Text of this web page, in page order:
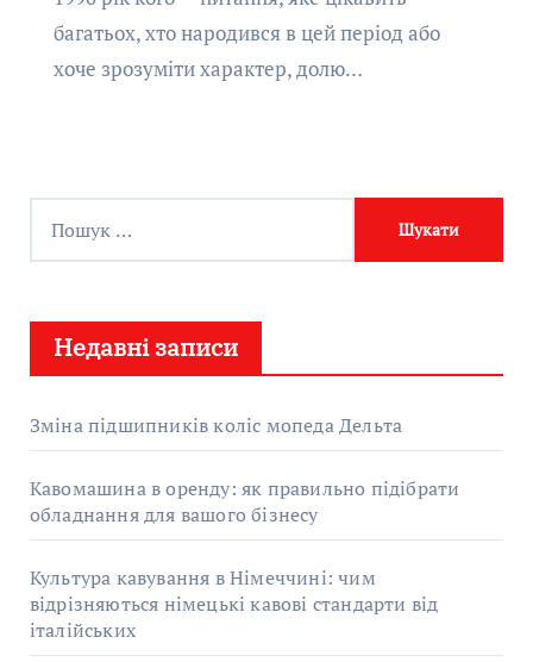
багатьох, хто народився в цей період або
хоче зрозуміти характер, долю…
:
Недавні записи
Зміна підшипників коліс мопеда Дельта
Кавомашина в оренду: як правильно підібрати
обладнання для вашого бізнесу
Культура кавування в Німеччині: чим
відрізняються німецькі кавові стандарти від
італійських